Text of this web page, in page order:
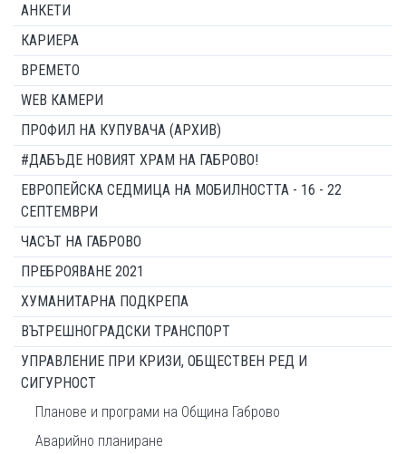
АНКЕТИ
КАРИЕРА
ВРЕМЕТО
WEB КАМЕРИ
ПРОФИЛ НА КУПУВАЧА (АРХИВ)
#ДАБЪДЕ НОВИЯТ ХРАМ НА ГАБРОВО!
ЕВРОПЕЙСКА СЕДМИЦА НА МОБИЛНОСТТА - 16 - 22
СЕПТЕМВРИ
ЧАСЪТ НА ГАБРОВО
ПРЕБРОЯВАНЕ 2021
ХУМАНИТАРНА ПОДКРЕПА
ВЪТРЕШНОГРАДСКИ ТРАНСПОРТ
УПРАВЛЕНИЕ ПРИ КРИЗИ, ОБЩЕСТВЕН РЕД И
СИГУРНОСТ
Планове и програми на Община Габрово
Аварийно планиране